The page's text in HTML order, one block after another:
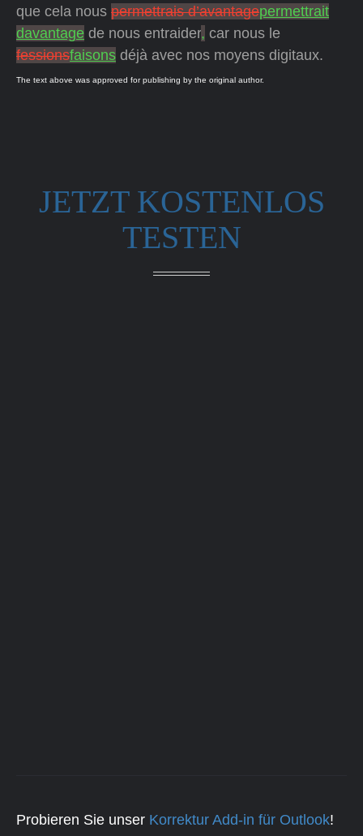
que cela nous permettrais d’avantagepermettrait
davantage de nous entraider, car nous le
fessionsfaisons déjà avec nos moyens digitaux.
The text above was approved for publishing by the original author.
JETZT KOSTENLOS
TESTEN
Probieren Sie unser Korrektur Add-in für Outlook!